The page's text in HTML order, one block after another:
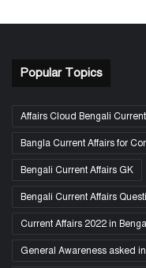
Popular Topics
Affairs Cloud Bengali
Bangla Current Affairs for
Bengali Current Affairs GK
Bengali Current Affairs
Current Affairs 2022 in
General Awareness asked